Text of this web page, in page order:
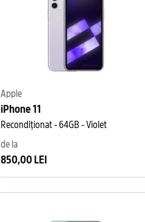
Apple
iPhone 11
Recondiționat - 64GB - Violet
de la
850,00 LEI